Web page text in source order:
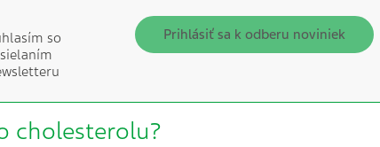
so
Prihlásiť sa k odberu noviniek
cholesterolu?